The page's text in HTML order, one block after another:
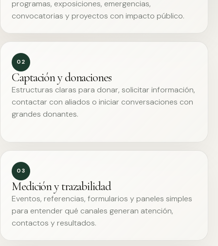
programas, exposiciones, emergencias,
convocatorias y proyectos con impacto público.
02
Captación y donaciones
Estructuras claras para donar, solicitar información,
contactar con aliados o iniciar conversaciones con
grandes donantes.
03
Medición y trazabilidad
Eventos, referencias, formularios y paneles simples
para entender qué canales generan atención,
contactos y resultados.